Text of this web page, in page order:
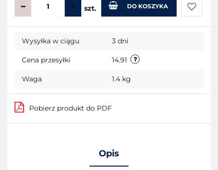
szt. DO KOSZYKA
Do
Wysyłka w ciągu 3 dni
Cena przesyłki 14.91
Waga 1.4 kg
Pobierz produkt do PDF
Opis